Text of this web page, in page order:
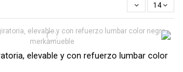
14
elevable y con refuerzo lumbar color